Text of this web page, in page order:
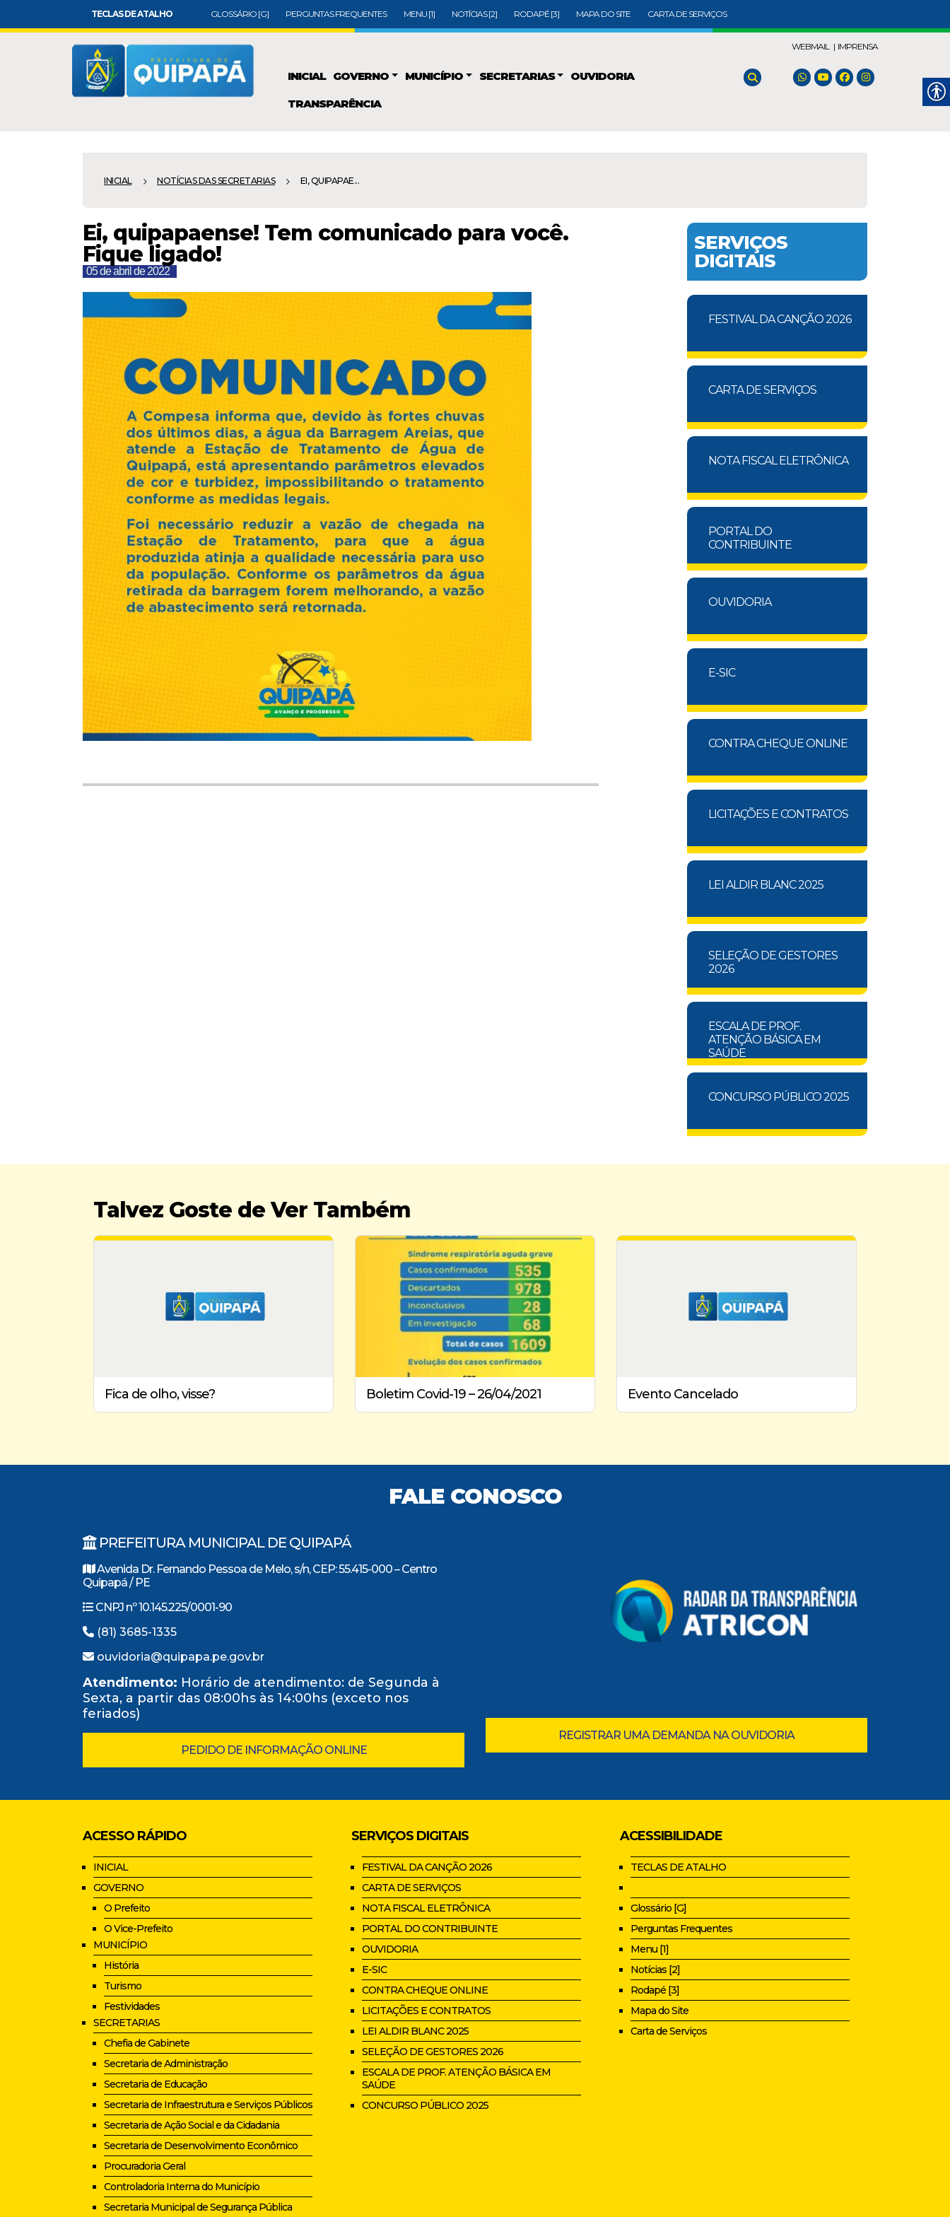
TECLAS DE ATALHO GLOSSÁRIO [G] PERGUNTAS FREQUENTES MENU [1] NOTÍCIAS [2] RODAPÉ [3] MAPA DO SITE CARTA DE SERVIÇOS
INICIAL GOVERNO MUNICÍPIO SECRETARIAS OUVIDORIA
TRANSPARÊNCIA
WEBMAIL | IMPRENSA
INICIAL NOTÍCIAS DAS SECRETARIAS EI, QUIPAPAE...
Ei, quipapaense! Tem comunicado para você.
Fique ligado!
05 de abril de 2022
SERVIÇOS
DIGITAIS
FESTIVAL DA CANÇÃO 2026
CARTA DE SERVIÇOS
NOTA FISCAL ELETRÔNICA
PORTAL DO
CONTRIBUINTE
OUVIDORIA
E-SIC
CONTRA CHEQUE ONLINE
LICITAÇÕES E CONTRATOS
LEI ALDIR BLANC 2025
SELEÇÃO DE GESTORES
2026
ESCALA DE PROF.
ATENÇÃO BÁSICA EM
SAÚDE
CONCURSO PÚBLICO 2025
Talvez Goste de Ver Também
Fica de olho, visse? Boletim Covid-19 – 26/04/2021 Evento Cancelado
FALE CONOSCO
PREFEITURA MUNICIPAL DE QUIPAPÁ
Avenida Dr. Fernando Pessoa de Melo, s/n, CEP: 55.415-000 – Centro
Quipapá / PE
CNPJ nº 10.145.225/0001-90
(81) 3685-1335
ouvidoria@quipapa.pe.gov.br
Atendimento: Horário de atendimento: de Segunda à
Sexta, a partir das 08:00hs às 14:00hs (exceto nos
feriados)
PEDIDO DE INFORMAÇÃO ONLINE
REGISTRAR UMA DEMANDA NA OUVIDORIA
ACESSO RÁPIDO
INICIAL
GOVERNO
O Prefeito
O Vice-Prefeito
MUNICÍPIO
História
Turismo
Festividades
SECRETARIAS
Chefia de Gabinete
Secretaria de Administração
Secretaria de Educação
Secretaria de Infraestrutura e Serviços Públicos
Secretaria de Ação Social e da Cidadania
Secretaria de Desenvolvimento Econômico
Procuradoria Geral
Controladoria Interna do Município
Secretaria Municipal de Segurança Pública
SERVIÇOS DIGITAIS
FESTIVAL DA CANÇÃO 2026
CARTA DE SERVIÇOS
NOTA FISCAL ELETRÔNICA
PORTAL DO CONTRIBUINTE
OUVIDORIA
E-SIC
CONTRA CHEQUE ONLINE
LICITAÇÕES E CONTRATOS
LEI ALDIR BLANC 2025
SELEÇÃO DE GESTORES 2026
ESCALA DE PROF. ATENÇÃO BÁSICA EM
SAÚDE
CONCURSO PÚBLICO 2025
ACESSIBILIDADE
TECLAS DE ATALHO
Glossário [G]
Perguntas Frequentes
Menu [1]
Notícias [2]
Rodapé [3]
Mapa do Site
Carta de Serviços